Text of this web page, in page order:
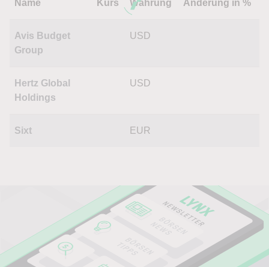
Name Kurs Währung Änderung in %
Avis Budget
Group
USD
Hertz Global
Holdings
USD
Sixt EUR